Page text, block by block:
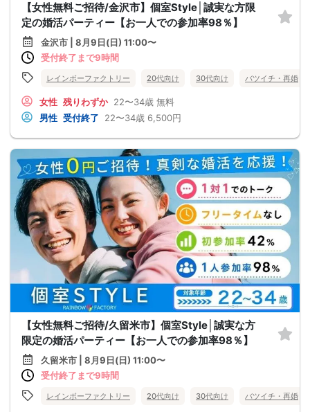
【女性無料ご招待/金沢市】個室Style│誠実な方限
定の婚活パーティー【お一人での参加率98％】
金沢市 | 8月9日(日) 11:00〜
受付終了まで9時間
レインボーファクトリー 20代向け 30代向け バツイチ・再婚
女性 残りわずか 22〜34歳 無料
男性 受付終了 22〜34歳 6,500円
【女性無料ご招待/久留米市】個室Style│誠実な方
限定の婚活パーティー【お一人での参加率98％】
久留米市 | 8月9日(日) 11:00〜
受付終了まで9時間
レインボーファクトリー 20代向け 30代向け バツイチ・再婚